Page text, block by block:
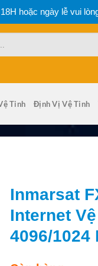
hoặc ngày lễ vui
Tinh Định Vị Vệ Tinh
Inmarsat
Internet
4096/1024